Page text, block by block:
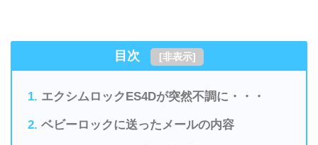
目次 [非表示]
エクシムロックES4Dが突然不調に・・・
ベビーロックに送ったメールの内容